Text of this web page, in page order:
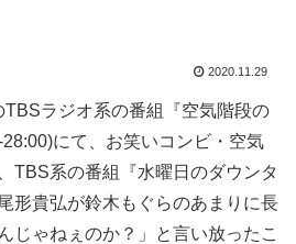
2020.11.29
ラジオ系の番組『空気階段の
にて、お笑いコンビ・空気
TBS系の番組『水曜日のダウンタ
形貴弘が鈴木もぐらのあまりに長
じゃねぇのか？」と言い放ったこ